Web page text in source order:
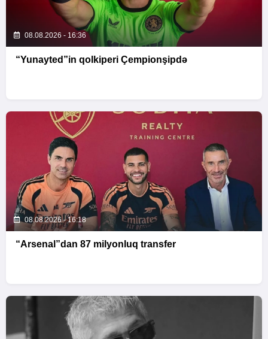
08.08.2026 - 16:36
“Yunayted”in qolkiperi Çempionşipdə
08.08.2026 - 16:18
“Arsenal”dan 87 milyonluq transfer